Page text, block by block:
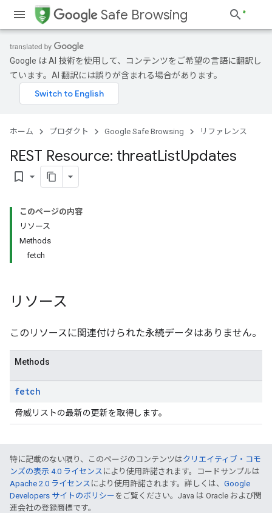
Safe Browsing
Google は AI 技術を使用して、コンテンツをご希望の言語に翻訳し
ています。AI 翻訳には誤りが含まれる場合があります。
ホーム プロダクト Google Safe Browsing リファレンス
REST Resource: threatListUpdates
bookmark_border
このページの内容
リソース
Methods
fetch
リソース
このリソースに関連付けられた永続データはありません。
Methods
fetch
脅威リストの最新の更新を取得します。
特に記載のない限り、このページのコンテンツはクリエイティブ・コモ
ンズの表示 4.0 ライセンス により使用許諾されます。コードサンプルは
Apache 2.0 ライセンス により使用許諾されます。詳しくは、 Google
Developers サイトのポリシー をご覧ください。Java は Oracle および関
連会社の登録商標です。